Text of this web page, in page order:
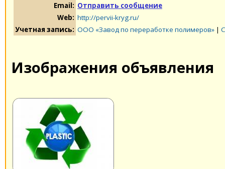
Email: Отправить сообщение
Web: http://pervii-kryg.ru/
Учетная запись: ООО «Завод по переработке полимеров» |
Изображения объявления